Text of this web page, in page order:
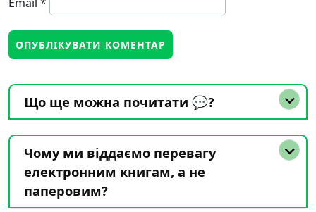
Що ще можна почитати 💬?
Чому ми віддаємо перевагу
електронним книгам, а не
паперовим?